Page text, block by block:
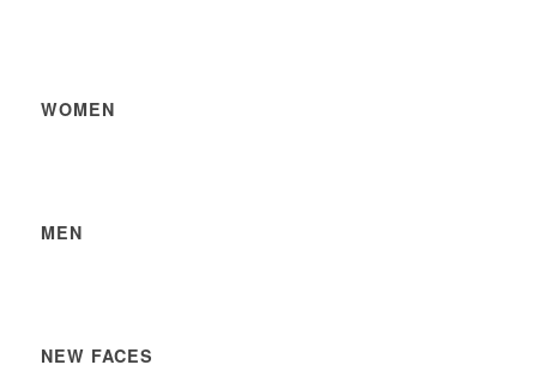
WOMEN
MEN
NEW FACES